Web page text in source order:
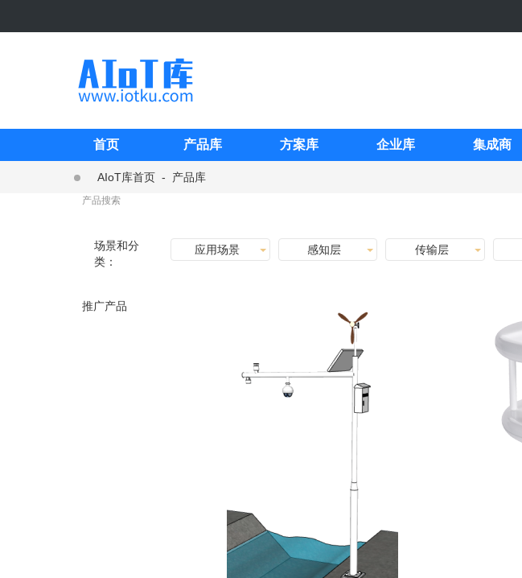
首页 产品库 方案库 企业库 集成商
AIoT库首页 -
产品库
场景和分
类：
应用场景 感知层 传输层
推广产品